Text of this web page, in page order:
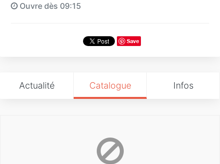
Ouvre dès 09:15
Save
Actualité Catalogue Infos